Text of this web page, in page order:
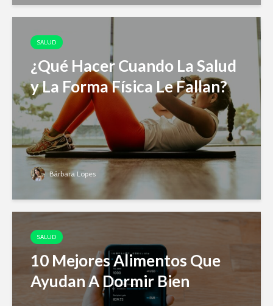
SALUD
¿Qué Hacer Cuando La Salud
y La Forma Física Le Fallan?
Bárbara Lopes
SALUD
10 Mejores Alimentos Que
Ayudan A Dormir Bien